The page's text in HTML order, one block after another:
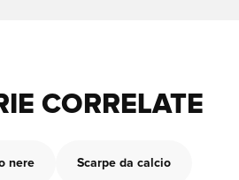
CORRELATE
nere Scarpe da calcio